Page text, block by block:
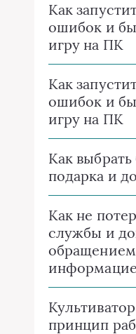
Как
ошибок и
игру на ПК
Как
ошибок и
игру на ПК
Как выбрать
подарка и
Как не
службы и
обращением
принцип